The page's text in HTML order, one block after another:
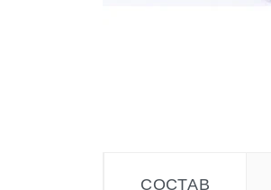
СОСТАВ